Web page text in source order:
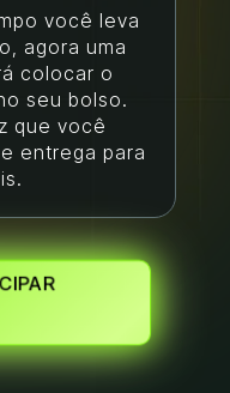
você leva
agora uma
colocar o
seu bolso.
que você
entrega para